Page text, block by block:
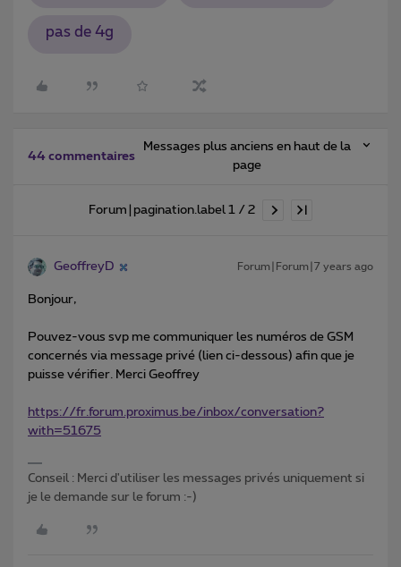
pas de 4g
44 commentaires
Messages plus anciens en haut de la
page
Forum|pagination.label 1 / 2
GeoffreyD Forum|Forum|7 years ago
Bonjour,
Pouvez-vous svp me communiquer les numéros de GSM
concernés via message privé (lien ci-dessous) afin que je
puisse vérifier. Merci Geoffrey
https://fr.forum.proximus.be/inbox/conversation?
with=51675
Conseil : Merci d'utiliser les messages privés uniquement si
je le demande sur le forum :-)